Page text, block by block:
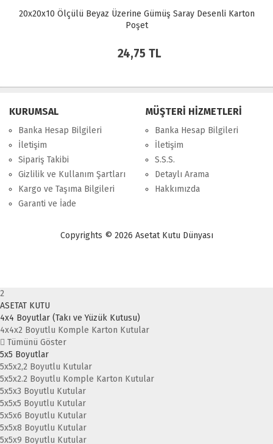
20x20x10 Ölçülü Beyaz Üzerine Gümüş Saray Desenli Karton
Poşet
24,75 TL
KURUMSAL
Banka Hesap Bilgileri
İletişim
Sipariş Takibi
Gizlilik ve Kullanım Şartları
Kargo ve Taşıma Bilgileri
Garanti ve İade
MÜŞTERİ HİZMETLERİ
Banka Hesap Bilgileri
İletişim
S.S.S.
Detaylı Arama
Hakkımızda
Copyrights © 2026 Asetat Kutu Dünyası
2
ASETAT KUTU
4x4 Boyutlar (Takı ve Yüzük Kutusu)
4x4x2 Boyutlu Komple Karton Kutular
Tümünü Göster
5x5 Boyutlar
5x5x2,2 Boyutlu Kutular
5x5x2.2 Boyutlu Komple Karton Kutular
5x5x3 Boyutlu Kutular
5x5x5 Boyutlu Kutular
5x5x6 Boyutlu Kutular
5x5x8 Boyutlu Kutular
5x5x9 Boyutlu Kutular